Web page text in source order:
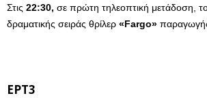
Στις 22:30, σε πρώτη τηλεοπτική μετάδοση,
δραματικής σειράς θρίλερ «Fargo»
ΕΡΤ3